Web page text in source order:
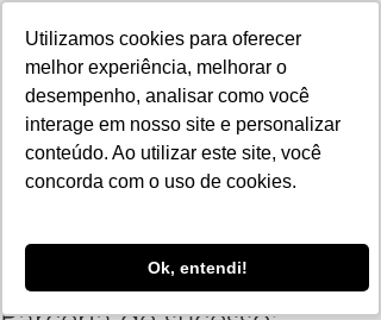
Utilizamos cookies para oferecer
melhor experiência, melhorar o
desempenho, analisar como você
interage em nosso site e personalizar
conteúdo. Ao utilizar este site, você
concorda com o uso de cookies.
Ok, entendi!